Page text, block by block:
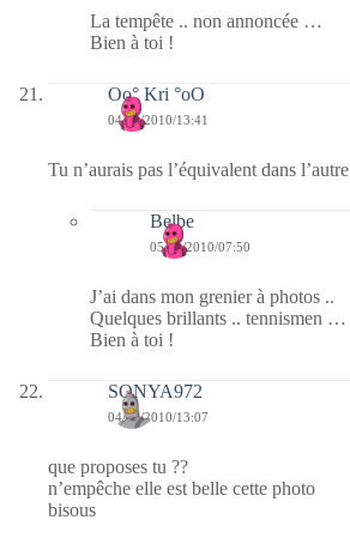
La tempête .. non annoncée …
Bien à toi !
Oo° Kri °oO
04/03/2010/13:41
Tu n’aurais pas l’équivalent dans
Belbe
05/03/2010/07:50
J’ai dans mon grenier à photos ..
Quelques brillants .. tennismen …
Bien à toi !
SONYA972
04/03/2010/13:07
que proposes tu ??
n’empêche elle est belle cette photo
bisous